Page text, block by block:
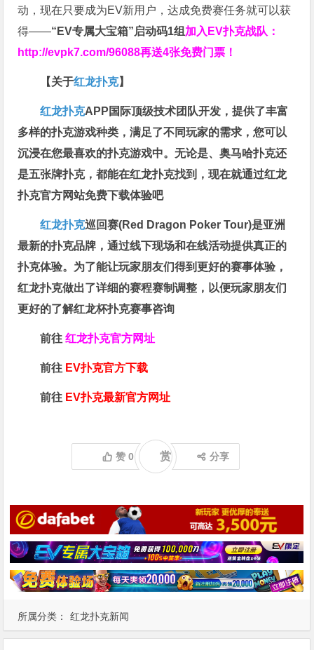
所属分类： 红龙扑克新闻
动，现在只要成为EV新用户，达成免费赛任务就可以获
得——“EV专属大宝箱”启动码1组 加入EV扑克战队：
http://evpk7.com/96088再送4张免费门票！
【关于红龙扑克】
红龙扑克APP国际顶级技术团队开发，提供了丰富
多样的扑克游戏种类，满足了不同玩家的需求，您可以
沉浸在您最喜欢的扑克游戏中。无论是、奥马哈扑克还
是五张牌扑克，都能在红龙扑克找到，现在就通过红龙
扑克官方网站免费下载体验吧
红龙扑克巡回赛​(Red Dragon Poker Tour)是亚洲
最新的扑克品牌，通过线下现场和在线活动提供真正的
扑克体验。为了能让玩家朋友们得到更好的赛事体验，
红龙扑克做出了详细的赛程赛制调整，以便玩家朋友们
更好的了解红龙杯扑克赛事咨询
前往红龙扑克官方网址
前往 EV扑克官方下载
前往 EV扑克最新官方网址
赞0 赏 分享